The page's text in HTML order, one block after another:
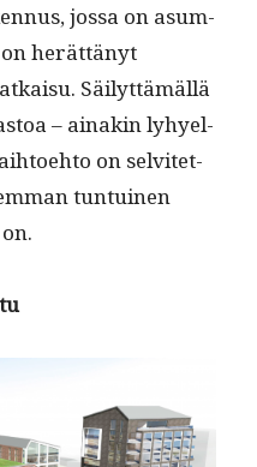
jos­sa on asum­
herät­tänyt
Säi­lyt­tämäl­lä
– ainakin lyhyel­
on selvitet­
tun­tu­inen